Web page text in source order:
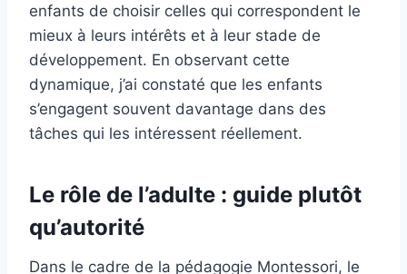
enfants de choisir celles qui correspondent le
mieux à leurs intérêts et à leur stade de
développement. En observant cette
dynamique, j’ai constaté que les enfants
s’engagent souvent davantage dans des
tâches qui les intéressent réellement.
Le rôle de l’adulte : guide plutôt
qu’autorité
Dans le cadre de la pédagogie Montessori, le